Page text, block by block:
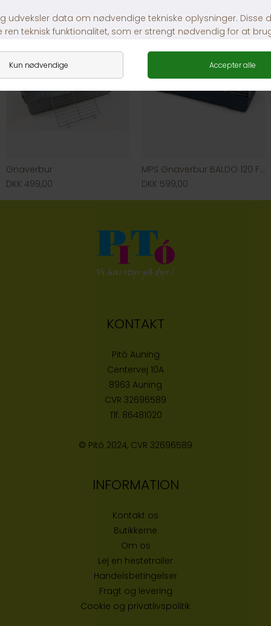
Gnaverbur
DKK 499,00
MPS Gnaverbur BALDO 120 FLAT
DKK 599,00
KONTAKT
Pitó Auning
Centervej 10A
8963 Auning
CVR 32696589
Tlf: 86481020
© Pitó 2024, CVR 32696589
INFORMATION
Kontakt os
Butikkerne
Om os
Lej en hestetrailer
Handelsbetingelser
Fragt og levering
Cookie og privatlivspolitik